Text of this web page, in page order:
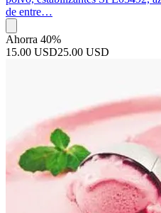
de entre…
Ahorra 40%
15.00 USD25.00 USD